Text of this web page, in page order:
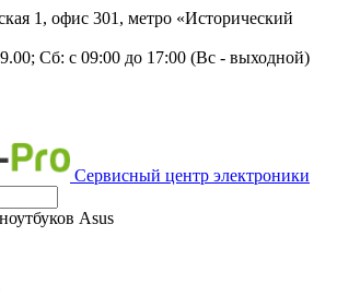
1, офис 301, метро «Исторический
Сб: с 09:00 до 17:00 (Вс - выходной)
Сервисный центр электроники
Asus